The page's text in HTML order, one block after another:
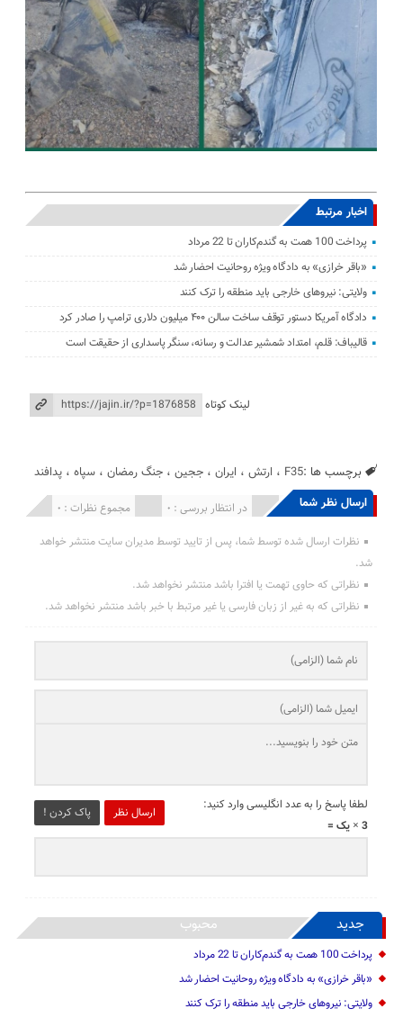
اخبار مرتبط
پرداخت 100 همت به گندم‌کاران تا 22 مرداد
«باقر خرازی» به دادگاه ویژه روحانیت احضار شد
ولایتی: نیرو‌های خارجی باید منطقه را ترک کنند
دادگاه آمریکا دستور توقف ساخت سالن ۴۰۰ میلیون دلاری ترامپ را صادر کرد
قالیباف: قلم، امتداد شمشیر عدالت و رسانه، سنگر پاسداری از حقیقت است
لینک کوتاه
برچسب ها :F35 ، ارتش ، ایران ،ججین ،جنگ رمضان ،سپاه ،پدافند
ارسال نظر شما مجموع نظرات : 0 در انتظار بررسی : 0 انتشار یافته : 0
نظرات ارسال شده توسط شما، پس از تایید توسط مدیران سایت منتشر خواهد
شد.
نظراتی که حاوی تهمت یا افترا باشد منتشر نخواهد شد.
نظراتی که به غیر از زبان فارسی یا غیر مرتبط با خبر باشد منتشر نخواهد شد.
ارسال نظر پاک کردن !
لطفا پاسخ را به عدد انگلیسی وارد کنید:
3 × یک =
جدید محبوب
پرداخت 100 همت به گندم‌کاران تا 22 مرداد
«باقر خرازی» به دادگاه ویژه روحانیت احضار شد
ولایتی: نیرو‌های خارجی باید منطقه را ترک کنند